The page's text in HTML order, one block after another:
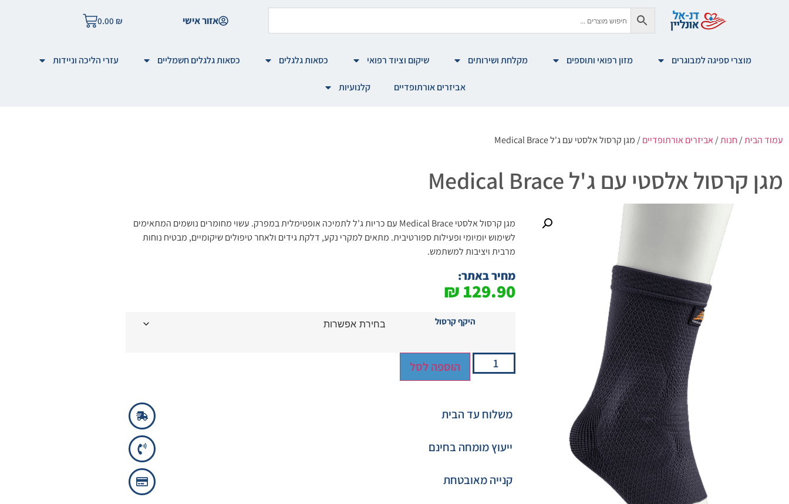
אזור אישי 0.00 ₪
מוצרי ספיגה למבוגרים מזון רפואי ותוספים מקלחת ושירותים שיקום וציוד רפואי כסאות גלגלים כסאות גלגלים חשמליים עזרי הליכה וניידות
אביזרים אורתופדיים קלנועיות
עמוד הבית/ חנות/ אביזרים אורתופדיים/ מגן קרסול אלסטי עם ג'ל Medical Brace
מגן קרסול אלסטי עם ג'ל Medical Brace
מגן קרסול אלסטי Medical Brace עם כריות ג'ל לתמיכה אופטימלית במפרק. עשוי מחומרים נושמים המתאימים
לשימוש יומיומי ופעילות ספורטיבית. מתאים למקרי נקע, דלקת גידים ולאחר טיפולים שיקומיים, מבטיח נוחות
מרבית ויציבות למשתמש.
מחיר באתר:
129.90
₪
היקף קרסול
הוספה לסל
משלוח עד הבית
ייעוץ מומחה בחינם
קנייה מאובטחת